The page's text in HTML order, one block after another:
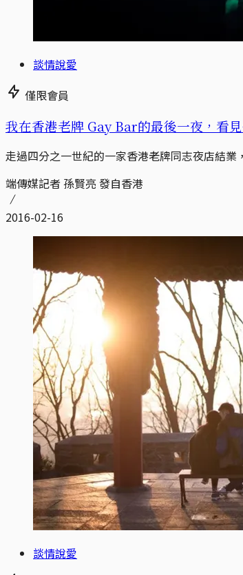
談情說愛
僅限會員
我在香港老牌 Gay Bar的最後一夜，看
走過四分之一世紀的一家香港老牌同志夜店結
端傳媒記者 孫賢亮 發自香港
2016-02-16
談情說愛